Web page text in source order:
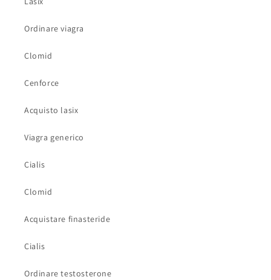
Ordinare viagra
Clomid
Cenforce
Acquisto lasix
Viagra generico
Cialis
Clomid
Acquistare finasteride
Cialis
Ordinare testosterone